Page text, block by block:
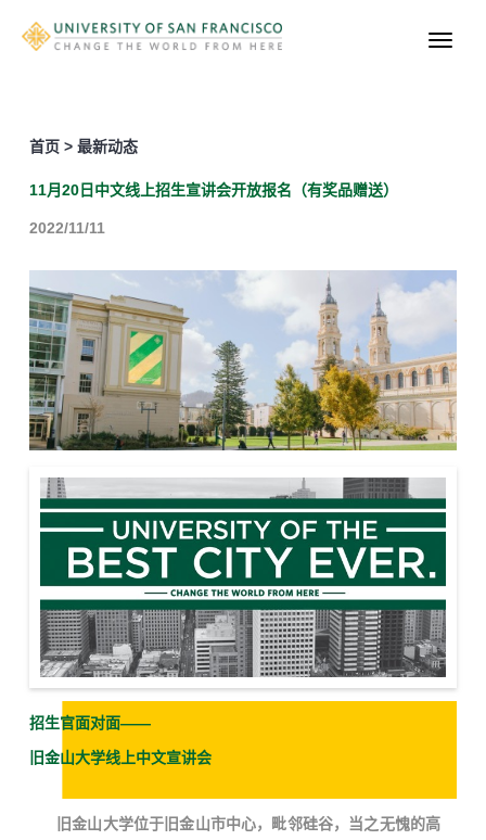
首页 > 最新动态
11月20日中文线上招生宣讲会开放报名（有奖品赠送）
2022/11/11
招生官面对面——
旧金山大学线上中文宣讲会
旧金山大学位于旧金山市中心，毗邻硅谷，当之无愧的高